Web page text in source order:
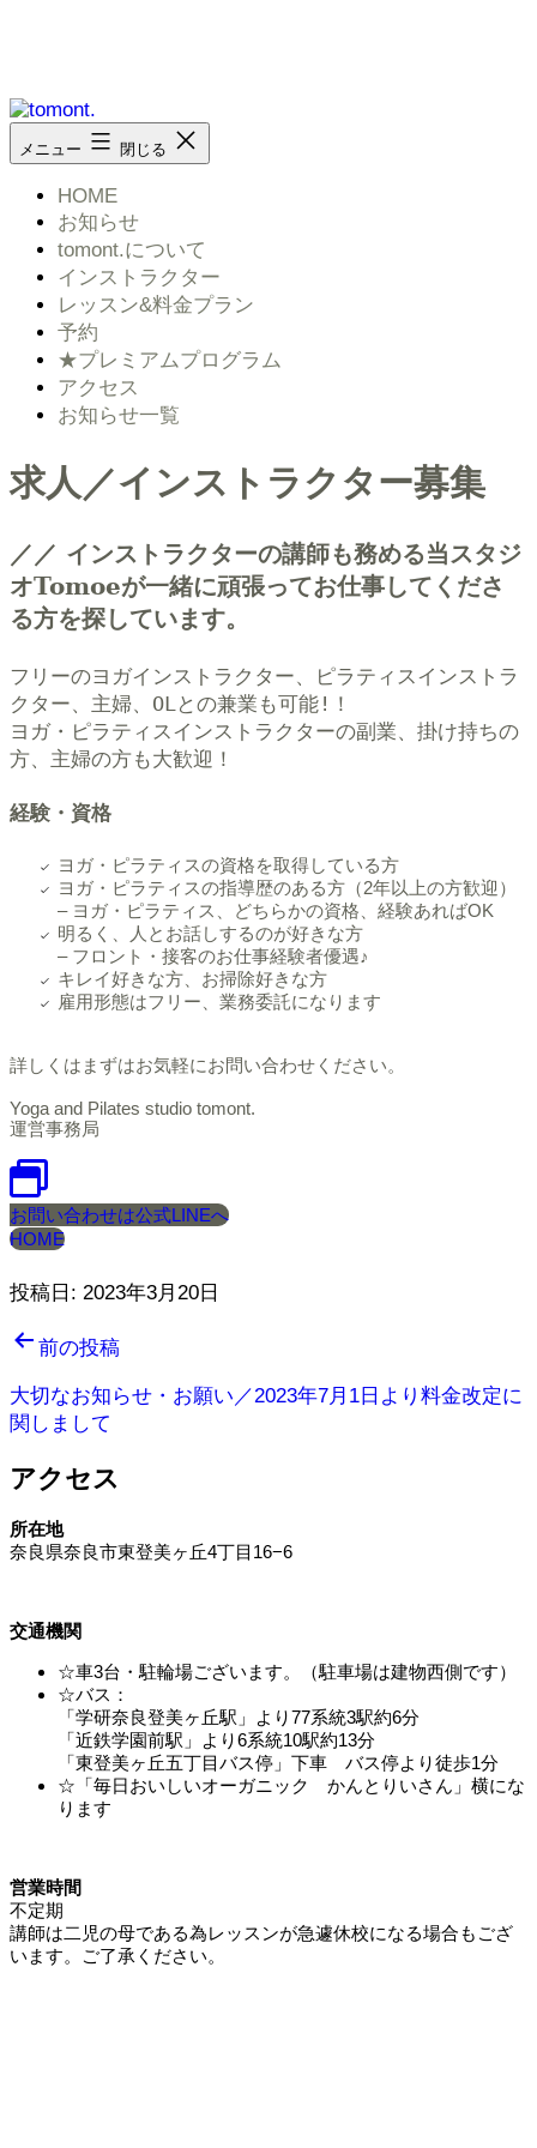
ン
ツ
へ
tomont.
メニュー 閉じる
HOME
お知らせ
tomont.について
インストラクター
レッスン&料金プラン
予約
★プレミアムプログラム
アクセス
お知らせ一覧
求人／インストラクター募集
／／ インストラクターの講師も務める当スタジ
オTomoeが一緒に頑張ってお仕事してくださ
る方を探しています。
フリーのヨガインストラクター、ピラティスインストラ
クター、主婦、OLとの兼業も可能!！
ヨガ・ピラティスインストラクターの副業、掛け持ちの
方、主婦の方も大歓迎！
経験・資格
ヨガ・ピラティスの資格を取得している方
ヨガ・ピラティスの指導歴のある方（2年以上の方歓迎）
– ヨガ・ピラティス、どちらかの資格、経験あればOK
明るく、人とお話しするのが好きな方
– フロント・接客のお仕事経験者優遇♪
キレイ好きな方、お掃除好きな方
雇用形態はフリー、業務委託になります
詳しくはまずはお気軽にお問い合わせください。
Yoga and Pilates studio tomont.
運営事務局
お問い合わせは公式LINEへ
HOME
投稿日: 2023年3月20日
投
稿
ナ
ビ
ー
ョ
前の投稿
大切なお知らせ・お願い／2023年7月1日より料金改定に
関しまして
アクセス
所在地
奈良県奈良市東登美ヶ丘4丁目16−6
交通機関
☆車3台・駐輪場ございます。（駐車場は建物西側です）
☆バス：
「学研奈良登美ヶ丘駅」より77系統3駅約6分
「近鉄学園前駅」より6系統10駅約13分
「東登美ヶ丘五丁目バス停」下車 バス停より徒歩1分
☆「毎日おいしいオーガニック かんとりいさん」横にな
ります
営業時間
不定期
講師は二児の母である為レッスンが急遽休校になる場合もござ
います。ご了承ください。